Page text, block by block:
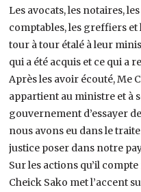
Les avocats, les notaires,
comptables, les greffiers et
tour à tour étalé à leur
qui a été acquis et ce qui a
Après les avoir écouté, Me
appartient au ministre et à
gouvernement d’essayer
nous avons eu dans le
justice poser dans notre
Sur les actions qu’il
Cheick Sako met l’accent